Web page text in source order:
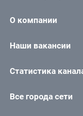
О компании
Наши вакансии
Статистика
Все города сети